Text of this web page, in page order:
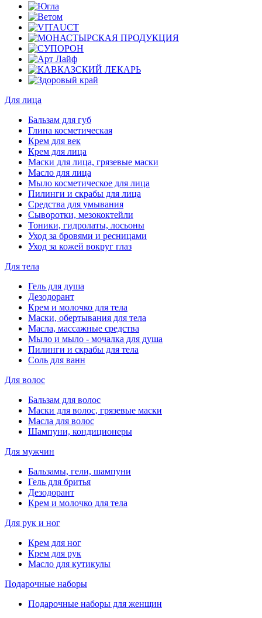
Для лица
Бальзам для губ
Глина косметическая
Крем для век
Крем для лица
Маски для лица, грязевые маски
Масло для лица
Мыло косметическое для лица
Пилинги и скрабы для лица
Средства для умывания
Сыворотки, мезококтейли
Тоники, гидролаты, лосьоны
Уход за бровями и ресницами
Уход за кожей вокруг глаз
Для тела
Гель для душа
Дезодорант
Крем и молочко для тела
Маски, обертывания для тела
Масла, массажные средства
Мыло и мыло - мочалка для душа
Пилинги и скрабы для тела
Соль для ванн
Для волос
Бальзам для волос
Маски для волос, грязевые маски
Масла для волос
Шампуни, кондиционеры
Для мужчин
Бальзамы, гели, шампуни
Гель для бритья
Дезодорант
Крем и молочко для тела
Для рук и ног
Крем для ног
Крем для рук
Масло для кутикулы
Подарочные наборы
Подарочные наборы для женщин